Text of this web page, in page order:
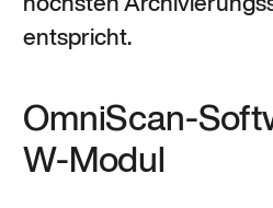
entspricht.
OmniScan-
W-Modul